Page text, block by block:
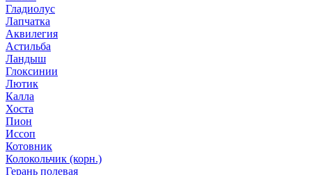
Гладиолус
Лапчатка
Аквилегия
Астильба
Ландыш
Глоксинии
Лютик
Калла
Хоста
Пион
Иссоп
Котовник
Колокольчик (корн.)
Герань полевая